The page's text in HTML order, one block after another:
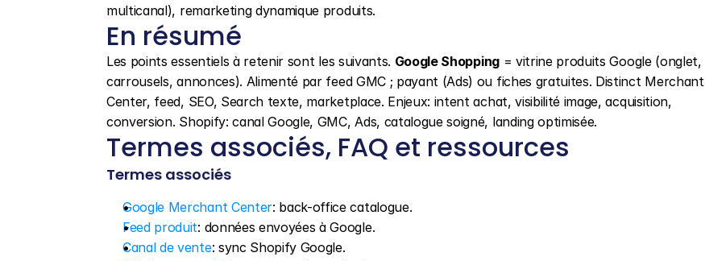
multicanal), remarketing dynamique produits.
En résumé
Les points essentiels à retenir sont les suivants. Google Shopping = vitrine produits Google (onglet,
carrousels, annonces). Alimenté par feed GMC ; payant (Ads) ou fiches gratuites. Distinct Merchant
Center, feed, SEO, Search texte, marketplace. Enjeux: intent achat, visibilité image, acquisition,
conversion. Shopify: canal Google, GMC, Ads, catalogue soigné, landing optimisée.
Termes associés, FAQ et ressources
Termes associés
Google Merchant Center: back-office catalogue.
Feed produit: données envoyées à Google.
Canal de vente: sync Shopify Google.